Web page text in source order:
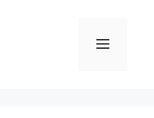
Menu